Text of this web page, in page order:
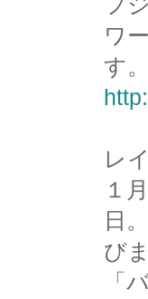
フ
ワ
す。
レ
１
日
び
「